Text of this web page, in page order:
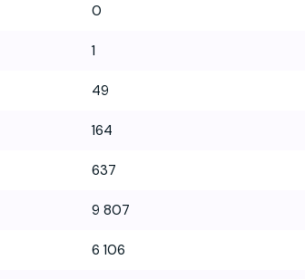
0
1
49
164
637
9 807
6 106